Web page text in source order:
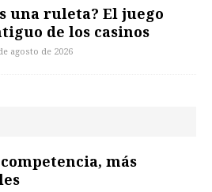
una ruleta? El juego
de los casinos
agosto de 2026
más